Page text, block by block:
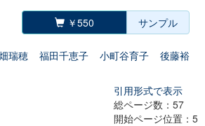
￥550 サンプル
瑞穂 福田千恵子 小町谷育子
後藤裕
引用形式で表示
総ページ数：57
開始ページ位置：5